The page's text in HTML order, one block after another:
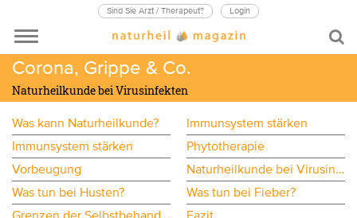
Sind Sie Arzt / Therapeut? Login
Corona, Grippe & Co.
Naturheilkunde bei Virusinfekten
Was kann Naturheilkunde?
Immunsystem stärken
Immunsystem stärken
Phytotherapie
Vorbeugung
Naturheilkunde bei Virusinfekt
Was tun bei Husten?
Was tun bei Fieber?